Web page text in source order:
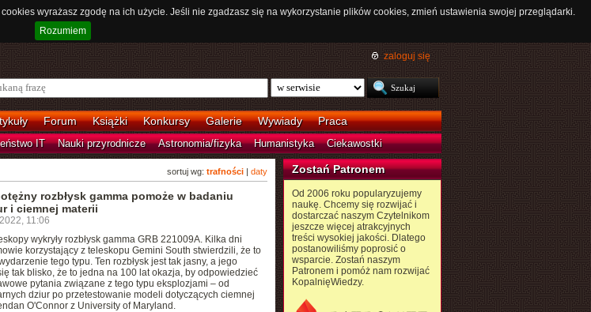
wyrażasz zgodę na ich użycie. Jeśli nie zgadzasz się na wykorzystanie plików cookies, zmień ustawienia swojej przeglądarki.
Rozumiem
zaloguj się
Forum Książki Konkursy Galerie Wywiady Praca
IT Nauki przyrodnicze Astronomia/fizyka Humanistyka Ciekawostki
sortuj wg: trafności| daty
rozbłysk gamma pomoże w badaniu
i ciemnej materii
11:06
wykryły rozbłysk gamma GRB 221009A. Kilka dni
korzystający z teleskopu Gemini South stwierdzili, że to
tego typu. Ten rozbłysk jest tak jasny, a jego
tak blisko, że to jedna na 100 lat okazja, by odpowiedzieć
pytania związane z tego typu eksplozjami – od
dziur po przetestowanie modeli dotyczących ciemnej
O'Connor z University of Maryland.
Zostań Patronem
Od 2006 roku popularyzujemy
naukę. Chcemy się rozwijać i
dostarczać naszym Czytelnikom
jeszcze więcej atrakcyjnych
treści wysokiej jakości. Dlatego
postanowiliśmy poprosić o
wsparcie. Zostań naszym
Patronem i pomóż nam rozwijać
KopalnięWiedzy.